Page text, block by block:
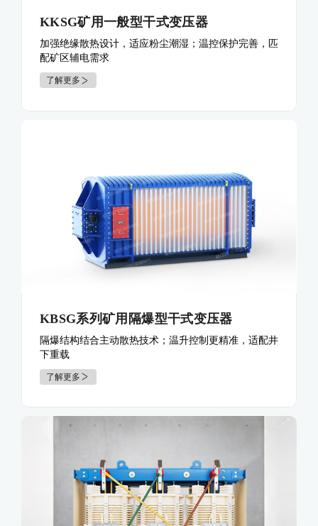
KKSG矿用一般型干式变压器
加强绝缘散热设计，适应粉尘潮湿；温控保护完善，匹
配矿区辅电需求
了解更多
KBSG系列矿用隔爆型干式变压器
隔爆结构结合主动散热技术；温升控制更精准，适配井
下重载
了解更多